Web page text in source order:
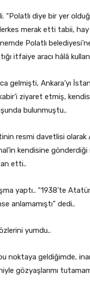
“Polatlı diye bir yer
merak etti tabii,
Polatlı
itfaiye aracı hâlâ
gelmişti, Ankara’yı
ziyaret etmiş,
bulunmuştu..
resmi davetlisi olarak
kendisine
etti..
yaptı.. “1938’te
anlamamıştı” dedi..
yumdu..
noktaya geldiğimde,
gözyaşlarımı